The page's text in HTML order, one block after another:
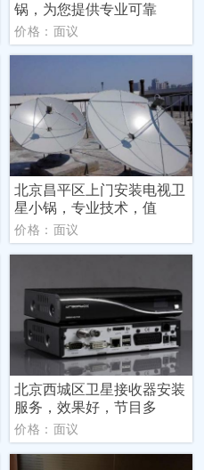
锅，为您提供专业可靠
价格：面议
北京昌平区上门安装电视卫
星小锅，专业技术，值
价格：面议
北京西城区卫星接收器安装
服务，效果好，节目多
价格：面议